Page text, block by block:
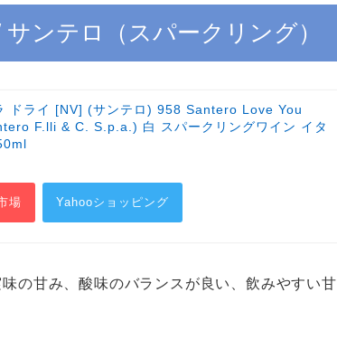
ンテロ（スパークリング）
ドライ [NV] (サンテロ) 958 Santero Love You
F.lli & C. S.p.a.) 白 スパークリングワイン イタ
場 Yahooショッピング
の甘み、酸味のバランスが良い、飲みやすい甘